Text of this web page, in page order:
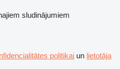
sludinājumiem
politikai un lietotāja